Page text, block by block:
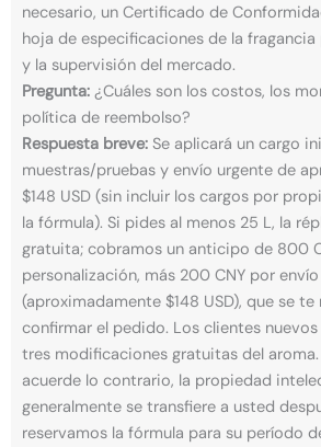
necesario, un Certificado de
hoja de especificaciones de la
y la supervisión del mercado.
Pregunta: ¿Cuáles son los costos, los
política de reembolso?
Respuesta breve: Se aplicará un cargo
muestras/pruebas y envío urgente de
$148 USD (sin incluir los cargos por
la fórmula). Si pides al menos 25 L, la
gratuita; cobramos un anticipo de 800
personalización, más 200 CNY por
(aproximadamente $148 USD), que se
confirmar el pedido. Los clientes
tres modificaciones gratuitas del
acuerde lo contrario, la propiedad
generalmente se transfiere a usted
reservamos la fórmula para su período